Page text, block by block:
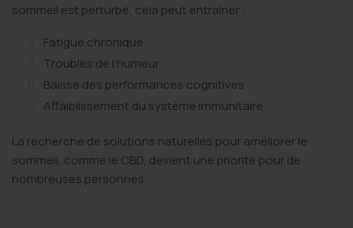
sommeil est perturbé, cela peut entraîner :
Fatigue chronique
Troubles de l’humeur
Baisse des performances cognitives
Affaiblissement du système immunitaire
La recherche de solutions naturelles pour améliorer le
sommeil, comme le CBD, devient une priorité pour de
nombreuses personnes.